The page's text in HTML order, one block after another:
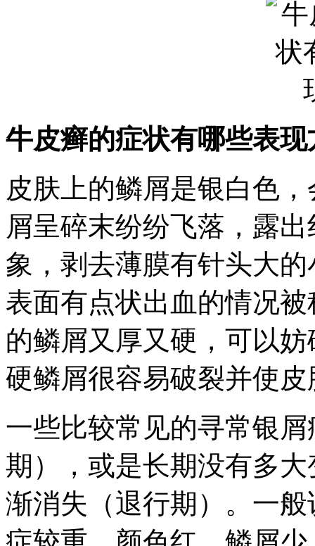
牛皮癣的症状有哪些表现
皮肤上的鳞屑是银白色
屑呈碎末纷纷飞落，露
象，剥去薄膜有针头大
表面有点状出血的情况
的鳞屑又厚又硬，可以
硬鳞屑很容易破裂并使
一些比较常见的寻常银
期），或是长期没有多
渐消失（退行期）。一